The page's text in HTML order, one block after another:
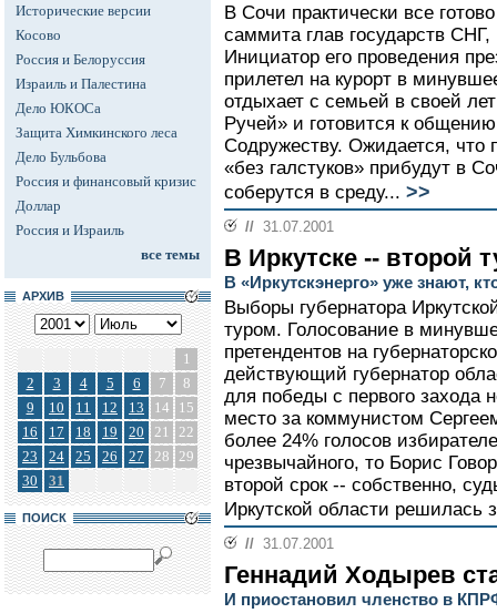
Исторические версии
Косово
Россия и Белоруссия
Израиль и Палестина
Дело ЮКОСа
Защита Химкинского леса
Дело Бульбова
Россия и финансовый кризис
Доллар
Россия и Израиль
все темы
АРХИВ
1
2
3 4 5 6 7
8
9
10 11 12 13 14
15
16
17 18 19 20 21
22
23
24 25 26 27 28 29
30
31
ПОИСК
В Сочи практически все
саммита глав государств
Инициатор его проведения
прилетел на курорт в
отдыхает с семьей в своей
Ручей» и готовится к
Содружеству. Ожидается, что
«без галстуков» прибудут в
соберутся в среду... >>
// 31.07.2001
В Иркутске -- второй
В «Иркутскэнерго» уже знают,
Выборы губернатора
туром. Голосование в
претендентов на
действующий губернатор
для победы с первого захода
место за коммунистом
более 24% голосов
чрезвычайного, то Борис
второй срок -- собственно,
Иркутской области решилась
// 31.07.2001
Геннадий Ходырев
И приостановил членство в